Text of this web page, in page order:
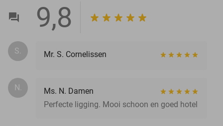
9,8
S. Mr. S. Cornelissen
N.
Ms. N. Damen
Perfecte ligging. Mooi schoon en goed hotel